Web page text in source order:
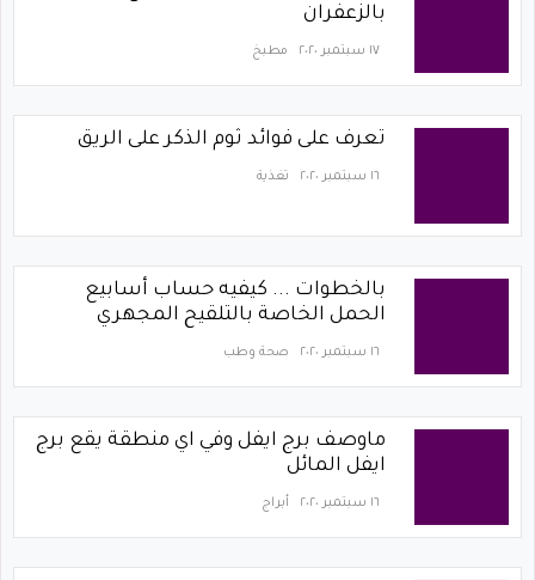
بالزعفران
١٧ سبتمبر ٢٠٢٠ مطبخ
تعرف على فوائد ثوم الذكر على الريق
١٦ سبتمبر ٢٠٢٠ تغذية
بالخطوات ... كيفيه حساب أسابيع
الحمل الخاصة بالتلقيح المجهري
١٦ سبتمبر ٢٠٢٠ صحة وطب
ماوصف برج ايفل وفي اي منطقة يقع برج
ايفل المائل
١٦ سبتمبر ٢٠٢٠ أبراج